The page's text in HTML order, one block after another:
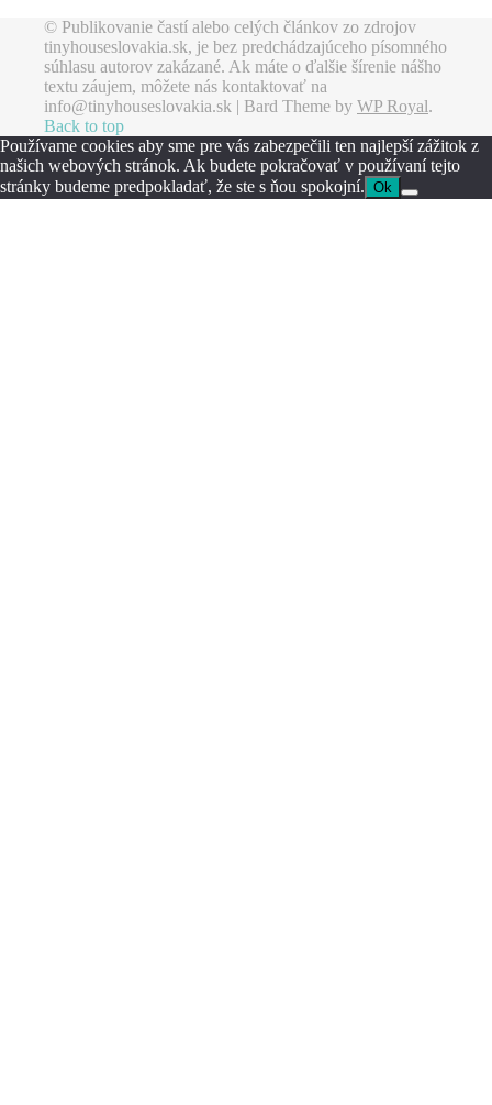
© Publikovanie častí alebo celých článkov zo zdrojov
tinyhouseslovakia.sk, je bez predchádzajúceho písomného
súhlasu autorov zakázané. Ak máte o ďalšie šírenie nášho
textu záujem, môžete nás kontaktovať na
info@tinyhouseslovakia.sk | Bard Theme by WP Royal.
Back to top
Používame cookies aby sme pre vás zabezpečili ten najlepší zážitok z
našich webových stránok. Ak budete pokračovať v používaní tejto
stránky budeme predpokladať, že ste s ňou spokojní. Ok